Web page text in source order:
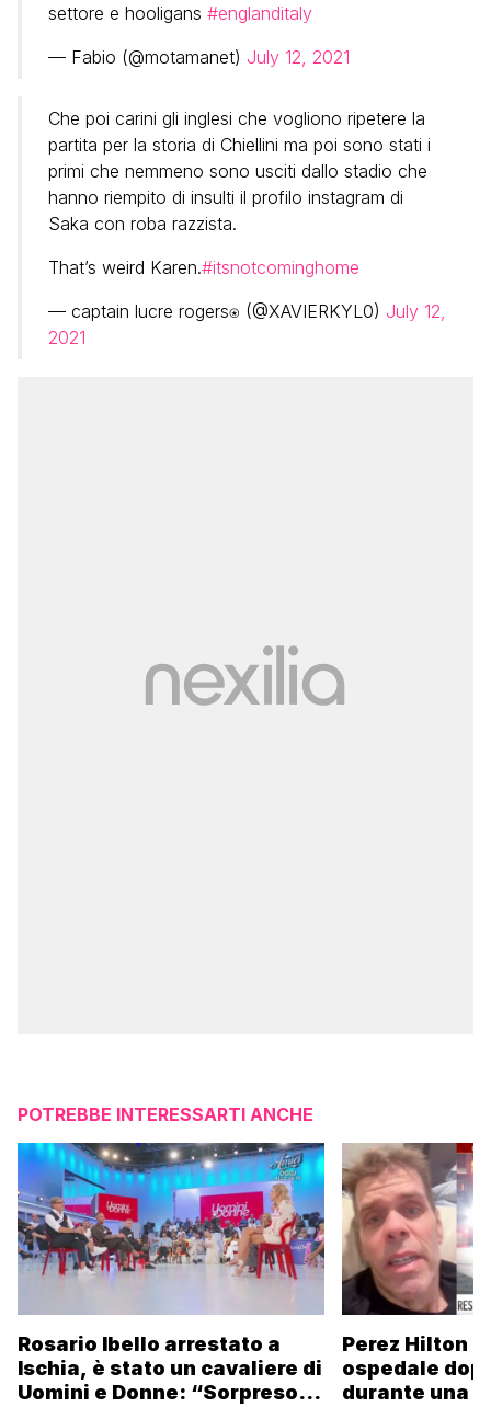
settore e hooligans #englanditaly
— Fabio (@motamanet) July 12, 2021
Che poi carini gli inglesi che vogliono ripetere la
partita per la storia di Chiellini ma poi sono stati i
primi che nemmeno sono usciti dallo stadio che
hanno riempito di insulti il profilo instagram di
Saka con roba razzista.
That’s weird Karen.#itsnotcominghome
— captain lucre rogers⍟ (@XAVIERKYL0) July 12,
2021
POTREBBE INTERESSARTI ANCHE
Rosario Ibello arrestato a
Ischia, è stato un cavaliere di
Uomini e Donne: “Sorpreso di
Perez Hilton
ospedale
durante una